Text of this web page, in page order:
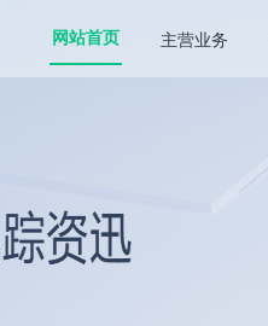
网站首页 主营业务